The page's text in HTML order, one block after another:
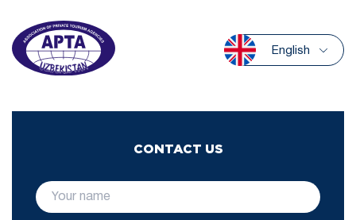
English
CONTACT US